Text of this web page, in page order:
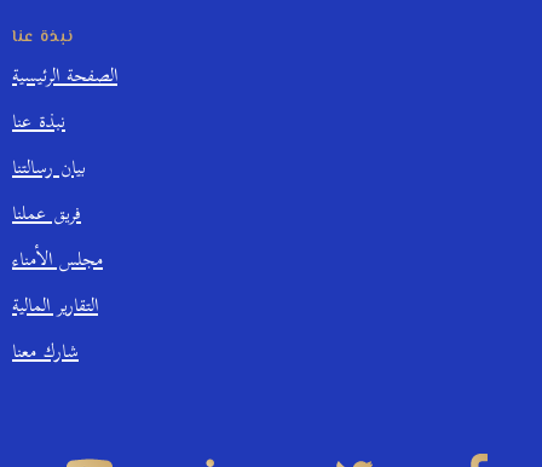
نبذة عنا
الصفحة الرئيسية
نبذة عنا
بيان رسالتنا
فريق عملنا
مجلس الأمناء
التقارير المالية
شارك معنا